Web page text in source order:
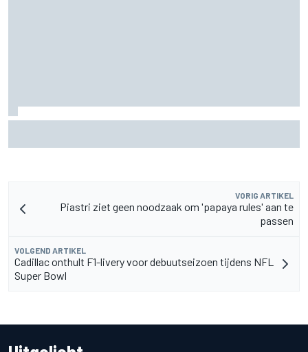
VORIG ARTIKEL
Piastri ziet geen noodzaak om 'papaya rules' aan te
passen
VOLGEND ARTIKEL
Cadillac onthult F1-livery voor debuutseizoen tijdens NFL
Super Bowl